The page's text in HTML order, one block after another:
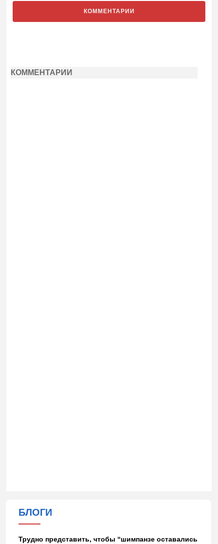
КОММЕНТАРИИ
КОММЕНТАРИИ
БЛОГИ
Трудно представить, чтобы “шимпанзе оставались